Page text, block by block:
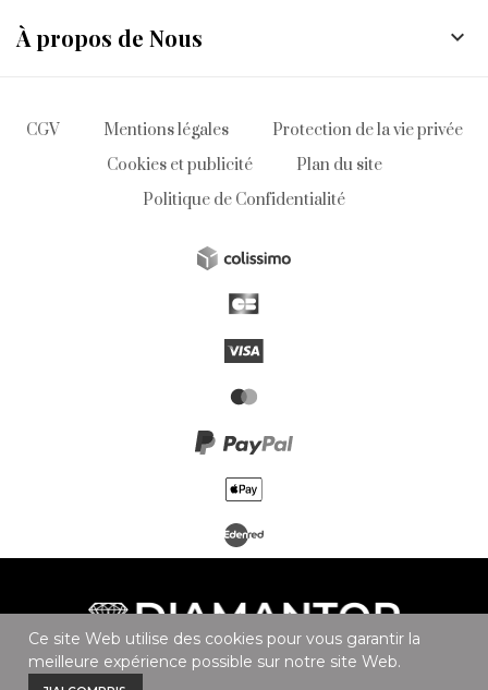
À propos de Nous 
CGV Mentions légales
Protection de la vie privée
Cookies et publicité
Plan du site
Politique de Confidentialité
Ce site Web utilise des cookies pour vous garantir la
meilleure expérience possible sur notre site Web.